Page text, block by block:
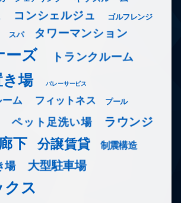
コンシェルジュ ゴルフレンジ
スパ タワーマンション
ーズ トランクルーム
場 バレーサービス
ム フィットネス プール
ペット足洗い場 ラウンジ
下 分譲賃貸 制震構造
場 大型駐車場
クス